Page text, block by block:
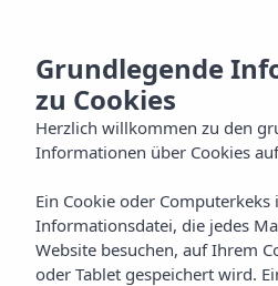
Grundlegende
zu Cookies
Herzlich willkommen zu den
Informationen über Cookies
Ein Cookie oder Computerkeks
Informationsdatei, die jedes
Website besuchen, auf Ihrem
oder Tablet gespeichert wird.